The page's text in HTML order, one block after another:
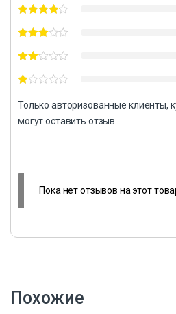
Только авторизованные клиенты,
могут оставить отзыв.
Пока нет отзывов на этот
Похожие